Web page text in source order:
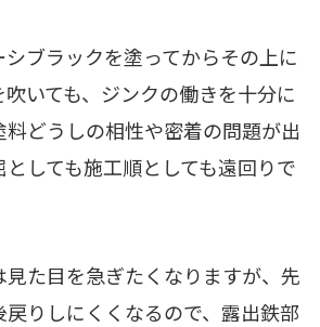
ブラックを塗ってからその上に
いても、ジンクの働きを十分に
どうしの相性や密着の問題が出
しても施工順としても遠回りで
見た目を急ぎたくなりますが、先
りしにくくなるので、露出鉄部